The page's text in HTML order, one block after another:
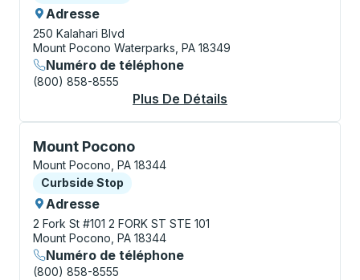
Adresse
250 Kalahari Blvd
Mount Pocono Waterparks, PA 18349
Numéro de téléphone
(800) 858-8555
Plus De Détails
Mount Pocono
Curbside Stop, utilisez les touches fléchées ou la
Mount Pocono, PA 18344
Curbside Stop
Curbside Stop
Adresse
2 Fork St #101 2 FORK ST STE 101
Mount Pocono, PA 18344
Numéro de téléphone
(800) 858-8555